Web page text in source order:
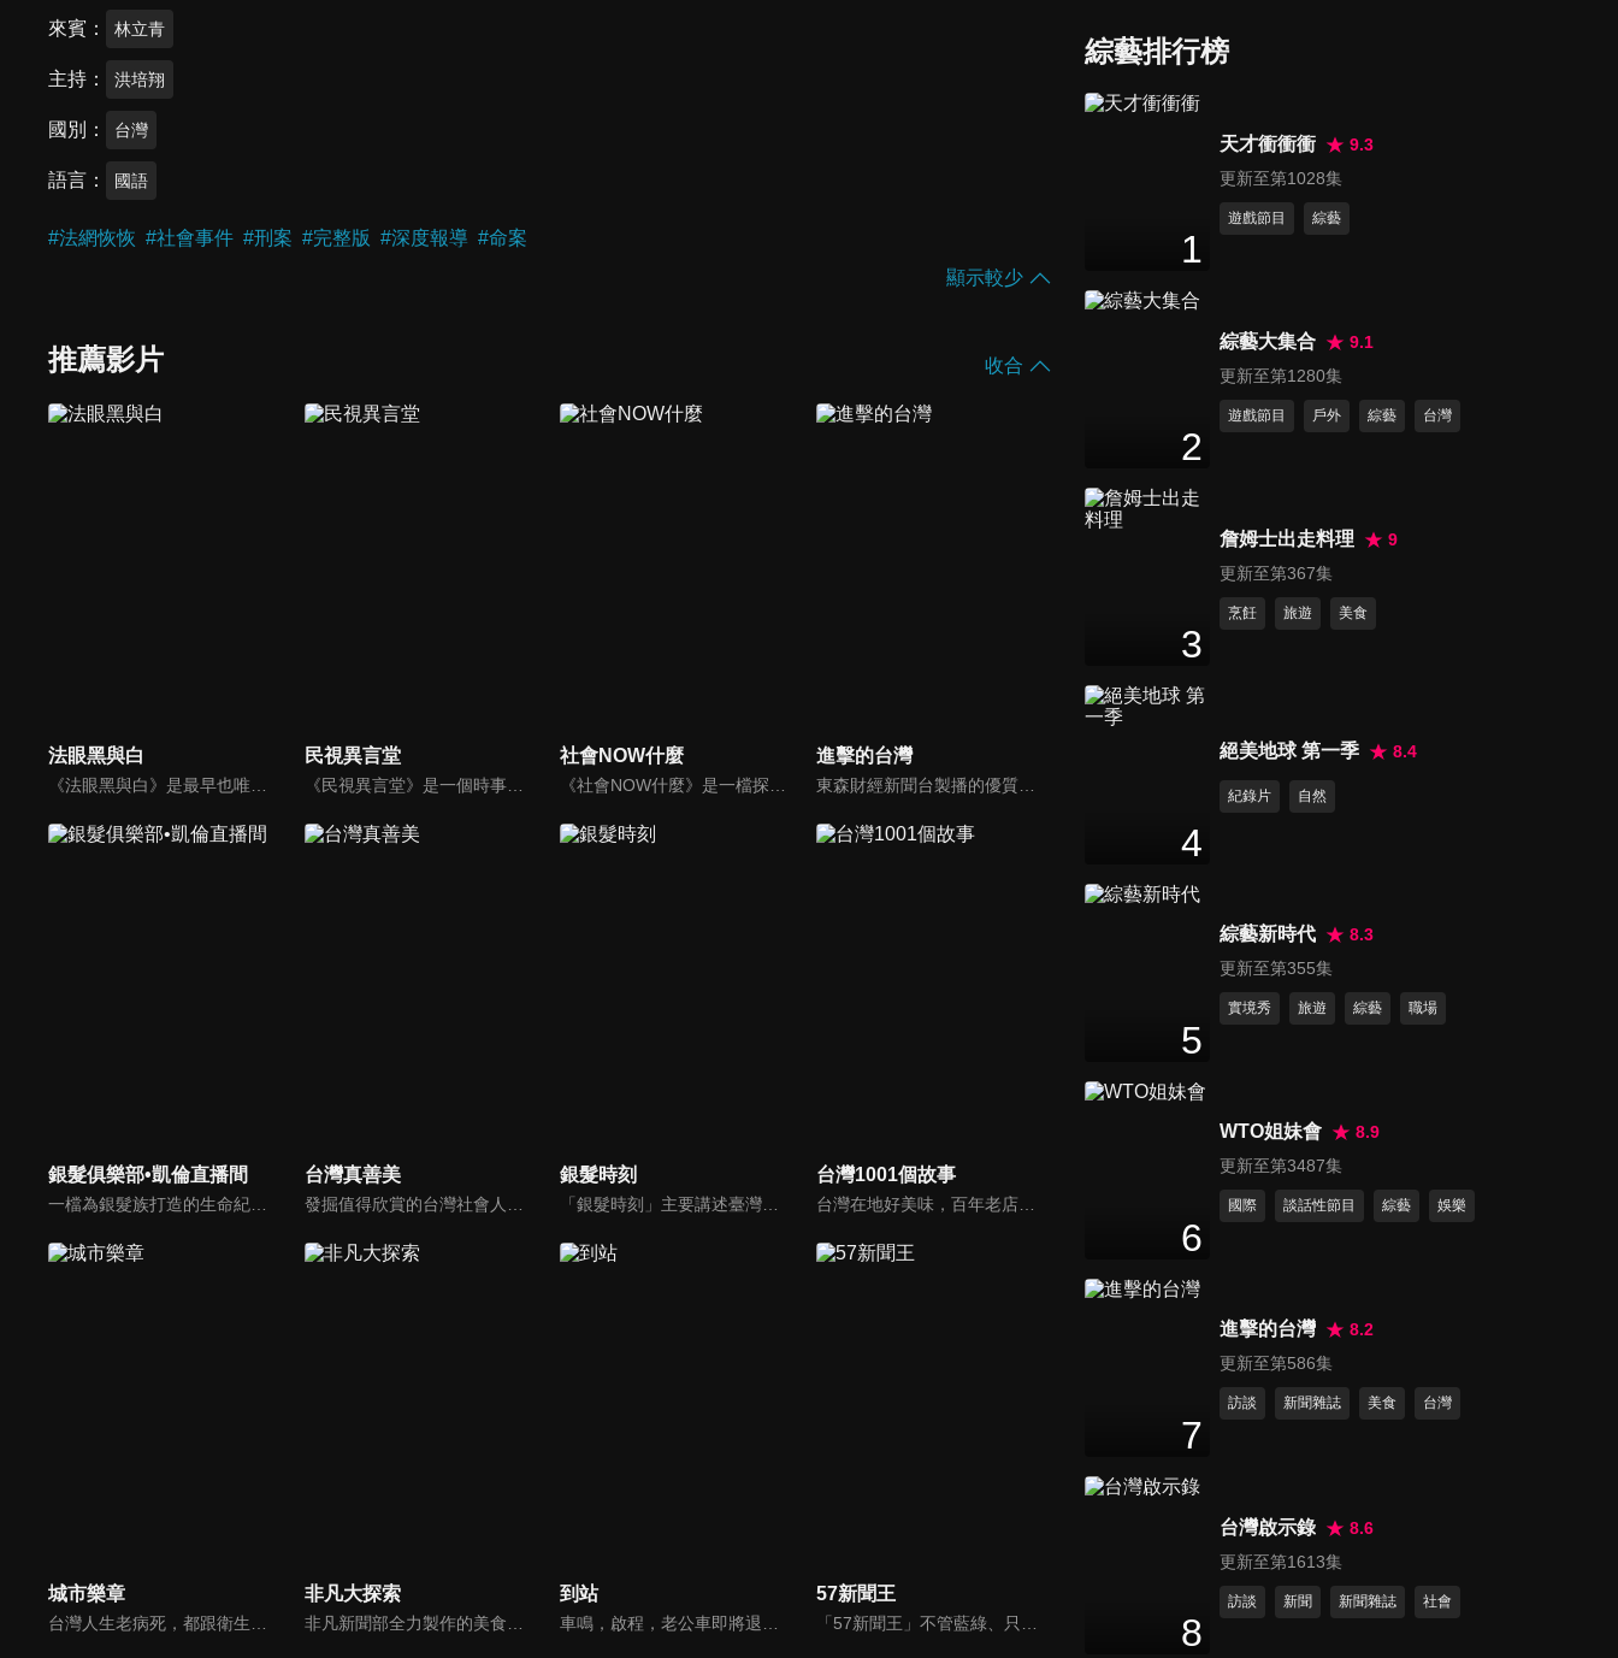
來賓 林立青
主持 洪培翔
國別 台灣
語言 國語
#法網恢恢 #社會事件 #刑案 #完整版 #深度報導 #命案
顯示較少
推薦影片 收合
法眼黑與白 民視異言堂
《民視異言堂》是一個時事專題討論節目，內容包括是記者專訪的時事專題或生活話題。
社會NOW什麼 進擊的台灣
東森財經新聞台製播的優質新聞深度報導節目，要為觀眾介紹台灣這片土地上各種平凡人的不平凡人生，製作單位踏遍寶島各個角落，為您訴說台灣在地的好故事！
銀髮俱樂部•凱倫直播間 台灣真善美 銀髮時刻 台灣1001個故事
城市樂章
台灣人生老病死，都跟衛生所息息相關，而在偏鄉地方，衛生所的存在就更是重要。在臺中市大肚區，共有5萬6千人，衛生所裡的5名護理師，就是所有居民的健康守門員，不僅要負責他們的看診、預防針接種，藉由日常的公衛業務、進而發現家庭問題，及時伸出援手，也是他們的重要使命。
非凡大探索
非凡新聞部全力製作的美食專題報導，用最專業的報導，帶你去尋找藏在大街小巷裡的頂級美食。
到站
車鳴，啟程，老公車即將退役，這是它與司機的最後一天，一切沒什麼不同，卻又似乎不那麼一如往常。車門打開，這站要下車的會是什麼人？誰會上來？他們都帶著什麼樣的心情？司機終日問乘客要去哪裡，自己卻無處可去；老乘客的熟悉、新面孔的新奇與漠然，與司機交織出一趟充滿溫度的公車之旅。
57新聞王
「57新聞王」不管藍綠、只問黑白！找出社會亂象根源、挖掘官員的積習怠惰、找出政府看不到的人民痛苦！不受惡霸、官員、財閥的威脅利誘！永遠讓觀眾了解爭議事件的真相、勇敢捍衛公平正義！
第1205集 地瓜單親媽、剝蚵妹
50 分鐘
第1207集 大胃王千千、主播貢
50 分鐘
50分鐘
第1209集 怪物劉奕兒、通靈索
50
分鐘
第1212集 謎樣謝依涵
50
分鐘
50
分鐘
第1214集 林森北路探秘 酒店
第1215集 冬瓜父子情
50
第1217集 你所不知道的館長-
陳之漢
綜藝排行榜
1
天才衝衝衝
9.3
更新至第1028集
遊戲節目 綜藝
2
綜藝大集合
9.1
更新至第1280集
遊戲節目 戶外 綜藝 台灣
3
詹姆士出走料理
9
更新至第367集
烹飪 旅遊 美食
4
絕美地球 第一季 8.4
紀錄片 自然
5
綜藝新時代
8.3
更新至第355集
實境秀 旅遊 綜藝 職場
6
WTO姐妹會
8.9
更新至第3487集
國際 談話性節目 綜藝 娛樂
7
進擊的台灣
8.2
更新至第586集
訪談 新聞雜誌 美食 台灣
8
台灣啟示錄
8.6
更新至第1613集
訪談 新聞 新聞雜誌 社會